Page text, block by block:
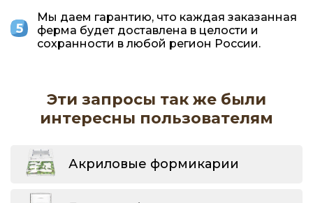
Мы даем гарантию, что каждая заказанная
ферма будет доставлена в целости и
сохранности в любой регион России.
Эти запросы так же были
интересны пользователям
Акриловые формикарии